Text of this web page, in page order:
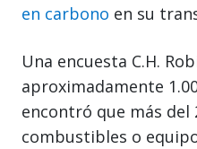
en carbono en su
Una encuesta C.H.
aproximadamente
encontró que más del
combustibles o